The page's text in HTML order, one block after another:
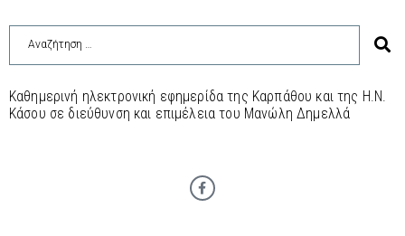
Καθημερινή ηλεκτρονική εφημερίδα της Καρπάθου και της Η.Ν.
Κάσου σε διεύθυνση και επιμέλεια του Μανώλη Δημελλά